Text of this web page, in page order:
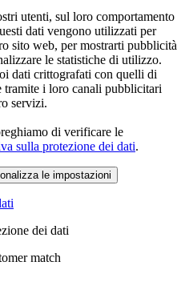
utenti, sul loro comportamento
dati vengono utilizzati per
sito web, per mostrarti pubblicità
le statistiche di utilizzo.
dati crittografati con quelli di
tramite i loro canali pubblicitari
servizi.
di verificare le
sulla protezione dei dati.
le impostazioni
dei dati
match